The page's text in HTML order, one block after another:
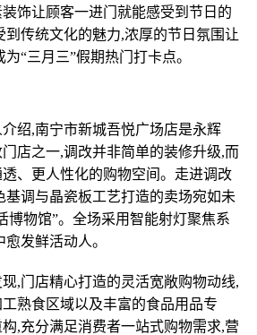
饰让顾客一进门就能感受到节日的
到传统文化的魅力,浓厚的节日氛围让
“三月三”假期热门打卡点。
绍,南宁市新城吾悦广场店是永辉
店之一,调改并非简单的装修升级,而
、更人性化的购物空间。走进调改
基调与晶瓷板工艺打造的卖场宛如未
博物馆”。全场采用智能射灯聚焦系
发鲜活动人。
,门店精心打造的灵活宽敞购物动线,
熟食区域以及丰富的食品用品专
,充分满足消费者一站式购物需求,营